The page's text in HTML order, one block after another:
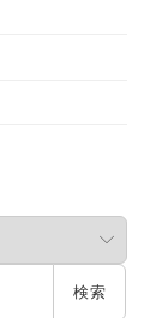
検索